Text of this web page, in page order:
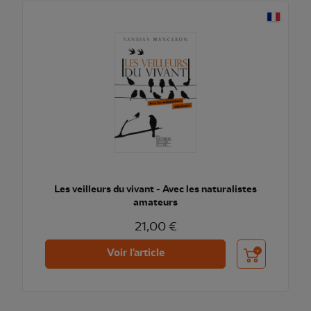
Les veilleurs du vivant - Avec les naturalistes
amateurs
21,00 €
Voir l'article Ajouter au